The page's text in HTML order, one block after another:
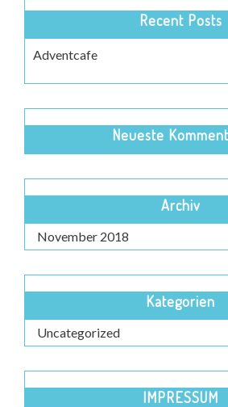
Recent Posts
Adventcafe
Neueste
Archiv
November 2018
Kategorien
Uncategorized
IMPRESSUM